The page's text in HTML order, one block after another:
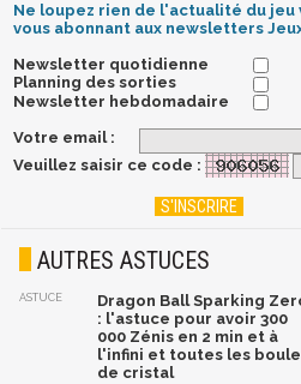
Ne loupez rien de l'actualité du jeu
vous abonnant aux newsletters
Newsletter quotidienne
Planning des sorties
Newsletter hebdomadaire
Votre email :
Veuillez saisir ce code :
AUTRES ASTUCES
ASTUCE
Dragon Ball Sparking
: l'astuce pour avoir 300
000 Zénis en 2 min et à
l'infini et toutes les
de cristal